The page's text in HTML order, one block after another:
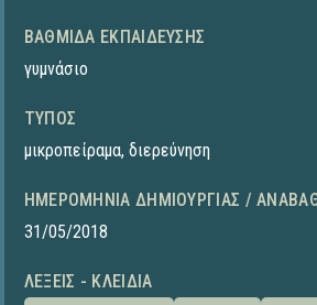
ΒΑΘΜΊΔΑ ΕΚΠΑΊΔΕΥΣΗΣ
γυμνάσιο
ΤΎΠΟΣ
μικροπείραμα, διερεύνηση
ΗΜΕΡΟΜΗΝΊΑ ΔΗΜΙΟΥΡΓΊΑΣ /
31/05/2018
ΛΈΞΕΙΣ - ΚΛΕΙΔΙΆ